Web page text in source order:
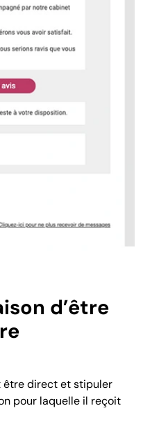
d’être
être direct et stipuler
pour laquelle il reçoit